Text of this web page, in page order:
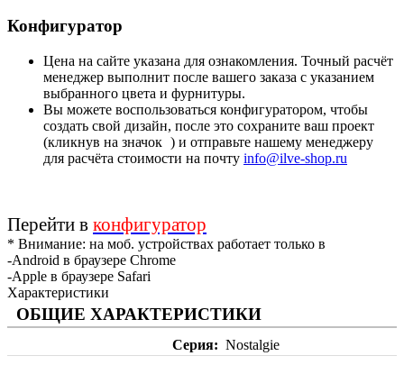
Конфигуратор
Цена на сайте указана для ознакомления. Точный расчёт
менеджер выполнит после вашего заказа с указанием
выбранного цвета и фурнитуры.
Вы можете воспользоваться конфигуратором, чтобы
создать свой дизайн, после это сохраните ваш проект
(кликнув на значок ) и отправьте нашему менеджеру
для расчёта стоимости на почту info@ilve-shop.ru
Перейти в конфигуратор
* Внимание: на моб. устройствах работает только в
-Android в браузере Chrome
-Apple в браузере Safari
Характеристики
ОБЩИЕ ХАРАКТЕРИСТИКИ
Серия Nostalgie